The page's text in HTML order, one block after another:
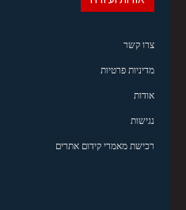
צרו קשר
מדיניות פרטיות
אודות
נגישות
רכישת מאמרי קידום אתרים